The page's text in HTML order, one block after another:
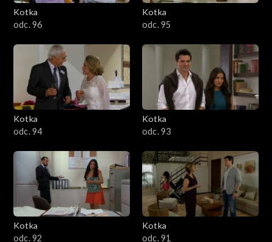
Kotka
odc. 96
Kotka
odc. 95
Kotka
odc. 94
Kotka
odc. 93
Kotka
odc. 92
Kotka
odc. 91